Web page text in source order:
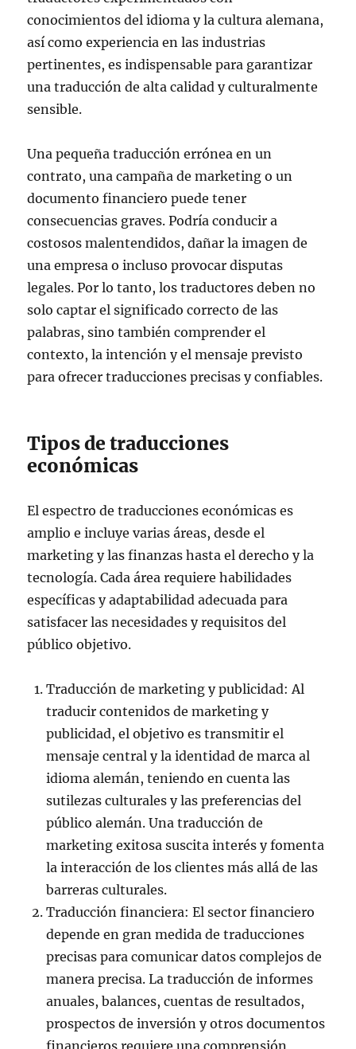
conocimientos del idioma y la cultura alemana,
así como experiencia en las industrias
pertinentes, es indispensable para garantizar
una traducción de alta calidad y culturalmente
sensible.
Una pequeña traducción errónea en un
contrato, una campaña de marketing o un
documento financiero puede tener
consecuencias graves. Podría conducir a
costosos malentendidos, dañar la imagen de
una empresa o incluso provocar disputas
legales. Por lo tanto, los traductores deben no
solo captar el significado correcto de las
palabras, sino también comprender el
contexto, la intención y el mensaje previsto
para ofrecer traducciones precisas y confiables.
Tipos de traducciones
económicas
El espectro de traducciones económicas es
amplio e incluye varias áreas, desde el
marketing y las finanzas hasta el derecho y la
tecnología. Cada área requiere habilidades
específicas y adaptabilidad adecuada para
satisfacer las necesidades y requisitos del
público objetivo.
Traducción de marketing y publicidad: Al
traducir contenidos de marketing y
publicidad, el objetivo es transmitir el
mensaje central y la identidad de marca al
idioma alemán, teniendo en cuenta las
sutilezas culturales y las preferencias del
público alemán. Una traducción de
marketing exitosa suscita interés y fomenta
la interacción de los clientes más allá de las
barreras culturales.
Traducción financiera: El sector financiero
depende en gran medida de traducciones
precisas para comunicar datos complejos de
manera precisa. La traducción de informes
anuales, balances, cuentas de resultados,
prospectos de inversión y otros documentos
financieros requiere una comprensión